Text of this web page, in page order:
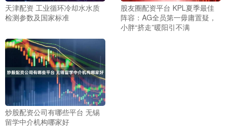
天津配资 工业循环冷却水水质
检测参数及国家标准
股友圈配资平台 KPL夏季最佳
阵容：AG全员第一毋庸置疑，
小胖“挤走”暖阳引不满
炒股配资公司有哪些平台 无锡
留学中介机构哪家好